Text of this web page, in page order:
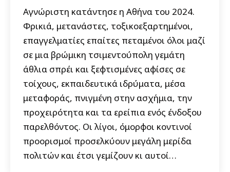
Αγνώριστη κατάντησε η Αθήνα του 2024.
Φρικιά, μετανάστες, τοξικοεξαρτημένοι,
επαγγελματίες επαίτες πεταμένοι όλοι μαζί
σε μια βρώμικη τσιμεντούπολη γεμάτη
άθλια σπρέι και ξεφτισμένες αφίσες σε
τοίχους, εκπαιδευτικά ιδρύματα, μέσα
μεταφοράς, πνιγμένη στην ασχήμια, την
προχειρότητα και τα ερείπια ενός ένδοξου
παρελθόντος. Οι λίγοι, όμορφοι κοντινοί
προορισμοί προσελκύουν μεγάλη μερίδα
πολιτών και έτσι γεμίζουν κι αυτοί…